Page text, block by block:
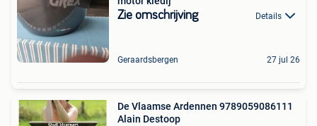
Zie omschrijving Details
Geraardsbergen 27 jul 26
De Vlaamse Ardennen 9789059086111
Alain Destoop